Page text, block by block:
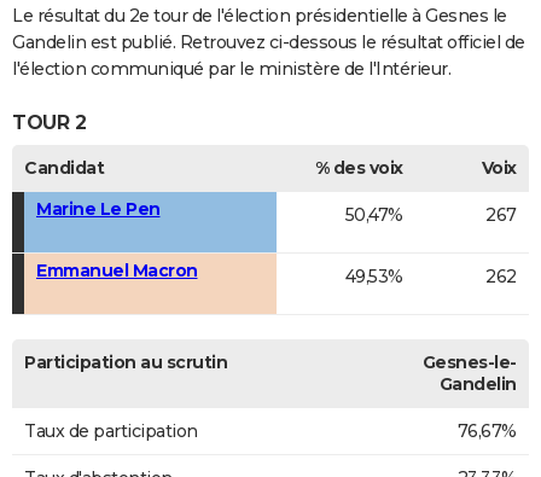
S'inscrire
Se connecter
Lycées
Collèges
Primaires
Universités
Entreprises
Service militaire
Avis de recherche
AVIS DE DÉCÈS
Bricolage
Lifestyle
Culture
Sport
Auto
Television
Voyage
Cinema
Le résultat du 2e tour de l'élection présidentielle à Gesnes le
Gandelin est publié. Retrouvez ci-dessous le résultat officiel de
l'élection communiqué par le ministère de l'Intérieur.
TOUR 2
Candidat % des voix
Voix
Marine Le Pen
50,47% 267
Emmanuel Macron 49,53% 262
Participation au scrutin
Gesnes-le-
Gandelin
Taux de participation 76,67%